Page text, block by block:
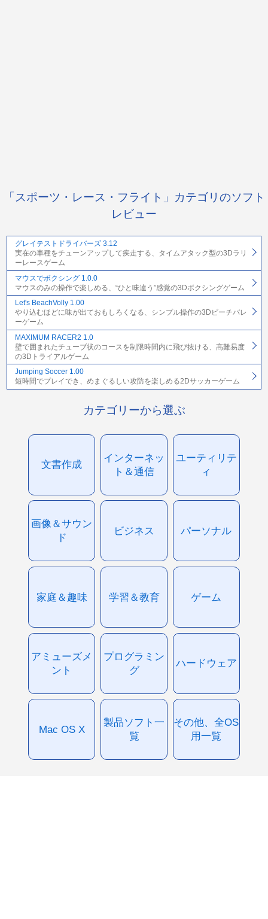
「スポーツ・レース・フライト」カテゴリのソフト
レビュー
グレイテストドライバーズ 3.12
実在の車種をチューンアップして疾走する、タイムアタック型の3Dラリ
ーレースゲーム
マウスでボクシング 1.0.0
マウスのみの操作で楽しめる、“ひと味違う”感覚の3Dボクシングゲーム
Let's BeachVolly 1.00
やり込むほどに味が出ておもしろくなる、シンプル操作の3Dビーチバレ
ーゲーム
MAXIMUM RACER2 1.0
壁で囲まれたチューブ状のコースを制限時間内に飛び抜ける、高難易度
の3Dトライアルゲーム
Jumping Soccer 1.00
短時間でプレイでき、めまぐるしい攻防を楽しめる2Dサッカーゲーム
カテゴリーから選ぶ
文書作成
インターネッ
ト＆通信
ユーティリテ
ィ
画像＆サウン
ド
ビジネス パーソナル
家庭＆趣味 学習＆教育 ゲーム
アミューズメ
ント
プログラミン
グ
ハードウェア
Mac OS X
製品ソフト一
覧
その他、全OS
用一覧